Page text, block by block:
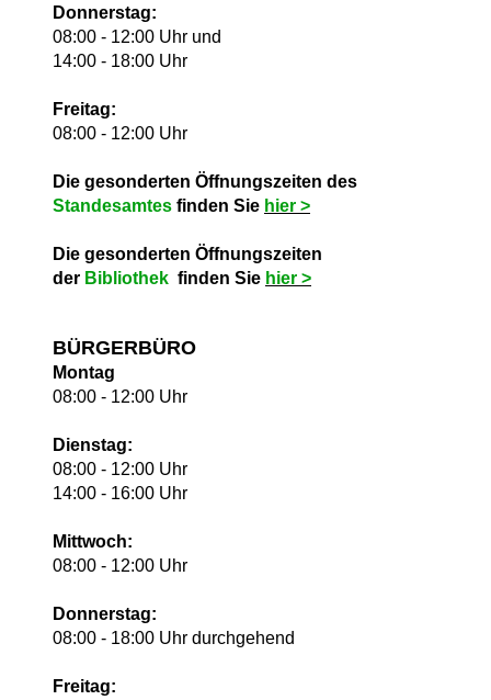
Donnerstag:
08:00 - 12:00 Uhr und
14:00 - 18:00 Uhr
Freitag:
08:00 - 12:00 Uhr
Die gesonderten Öffnungszeiten des
Standesamtes finden Sie hier >
Die gesonderten Öffnungszeiten
der Bibliothek finden Sie hier >
BÜRGERBÜRO
Montag
08:00 - 12:00 Uhr
Dienstag:
08:00 - 12:00 Uhr
14:00 - 16:00 Uhr
Mittwoch:
08:00 - 12:00 Uhr
Donnerstag:
08:00 - 18:00 Uhr durchgehend
Freitag: